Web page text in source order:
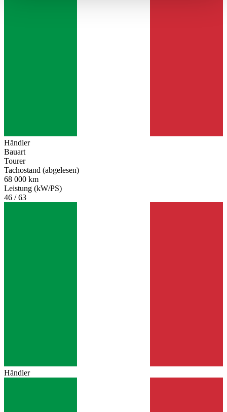
Händler
Bauart
Tourer
Tachostand (abgelesen)
68 000 km
Leistung (kW/PS)
46 / 63
Händler